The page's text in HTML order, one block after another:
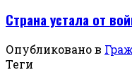
Страна устала от
Опубликовано в
Теги